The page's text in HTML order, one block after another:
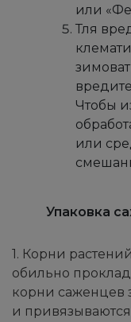
или
Тля
Чтобы
или
Упаковка
1. Корни
обильно
корни саженцев
и